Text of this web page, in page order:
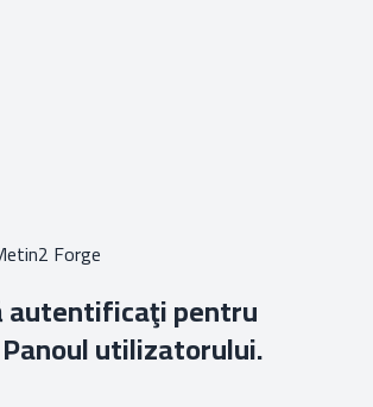
autentificaţi pentru
utilizatorului.